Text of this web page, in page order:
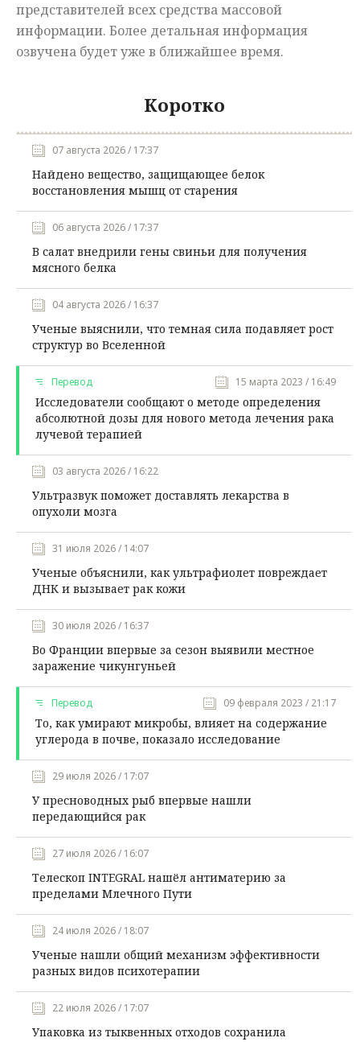
представителей всех средства массовой
информации. Более детальная информация
озвучена будет уже в ближайшее время.
Коротко
07 августа 2026 / 17:37
Найдено вещество, защищающее белок
восстановления мышц от старения
06 августа 2026 / 17:37
В салат внедрили гены свиньи для получения
мясного белка
04 августа 2026 / 16:37
Ученые выяснили, что темная сила подавляет рост
структур во Вселенной
Перевод 15 марта 2023 / 16:49
Исследователи сообщают о методе определения
абсолютной дозы для нового метода лечения рака
лучевой терапией
03 августа 2026 / 16:22
Ультразвук поможет доставлять лекарства в
опухоли мозга
31 июля 2026 / 14:07
Ученые объяснили, как ультрафиолет повреждает
ДНК и вызывает рак кожи
30 июля 2026 / 16:37
Во Франции впервые за сезон выявили местное
заражение чикунгуньей
Перевод 09 февраля 2023 / 21:17
То, как умирают микробы, влияет на содержание
углерода в почве, показало исследование
29 июля 2026 / 17:07
У пресноводных рыб впервые нашли
передающийся рак
27 июля 2026 / 16:07
Телескоп INTEGRAL нашёл антиматерию за
пределами Млечного Пути
24 июля 2026 / 18:07
Ученые нашли общий механизм эффективности
разных видов психотерапии
22 июля 2026 / 17:07
Упаковка из тыквенных отходов сохранила